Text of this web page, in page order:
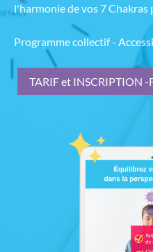
l'harmonie de vos 7 Chakras
Programme collectif -
TARIF et INSCRIPTION